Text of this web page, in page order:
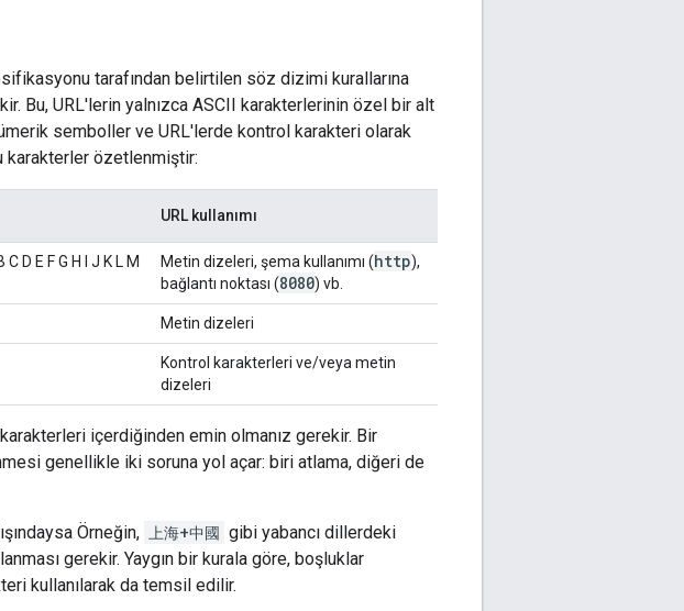
tarafından belirtilen söz dizimi kurallarına
Bu, URL'lerin yalnızca ASCII karakterlerinin özel bir alt
semboller ve URL'lerde kontrol karakteri olarak
karakterler özetlenmiştir:
URL kullanımı
D E F G H I J K L M
Metin dizeleri, şema kullanımı (http),
bağlantı noktası (8080) vb.
Metin dizeleri
Kontrol karakterleri ve/veya metin
dizeleri
içerdiğinden emin olmanız gerekir. Bir
genellikle iki soruna yol açar: biri atlama, diğeri de
Örneğin, 上海+中國 gibi yabancı dillerdeki
gerekir. Yaygın bir kurala göre, boşluklar
kullanılarak da temsil edilir.